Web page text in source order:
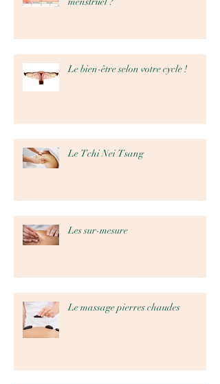
Le bien-être selon votre cycle !
Le Tchi Nei Tsang
Les sur-mesure
Le massage pierres chaudes